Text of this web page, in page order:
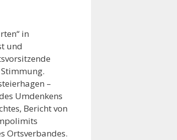
in
und
–
Umdenkens
Bericht von
Ortsverbandes.